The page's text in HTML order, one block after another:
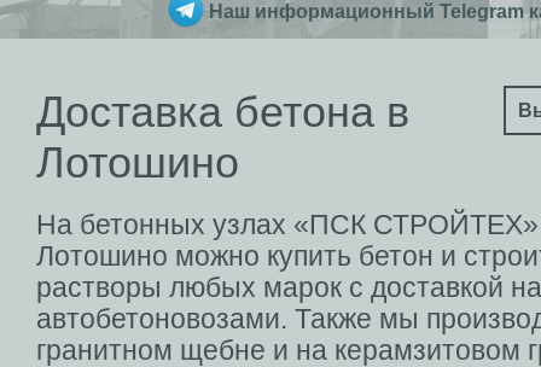
Наш информационный Telegram
Доставка бетона в
Лотошино
На бетонных узлах «ПСК
Лотошино можно купить бетон и
растворы любых марок с доставкой
автобетоновозами. Также мы
гранитном щебне и на керамзитовом